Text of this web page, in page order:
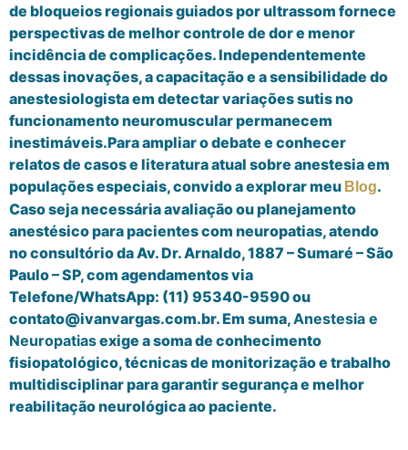
de bloqueios regionais guiados por ultrassom fornece
perspectivas de melhor controle de dor e menor
incidência de complicações. Independentemente
dessas inovações, a capacitação e a sensibilidade do
anestesiologista em detectar variações sutis no
funcionamento neuromuscular permanecem
inestimáveis.Para ampliar o debate e conhecer
relatos de casos e literatura atual sobre anestesia em
populações especiais, convido a explorar meu Blog.
Caso seja necessária avaliação ou planejamento
anestésico para pacientes com neuropatias, atendo
no consultório da Av. Dr. Arnaldo, 1887 – Sumaré – São
Paulo – SP, com agendamentos via
Telefone/WhatsApp: (11) 95340-9590 ou
contato@ivanvargas.com.br. Em suma,Anestesia e
Neuropatiasexige a soma de conhecimento
fisiopatológico, técnicas de monitorização e trabalho
multidisciplinar para garantir segurança e melhor
reabilitação neurológica ao paciente.